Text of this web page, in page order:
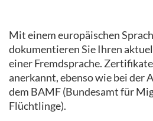
Mit einem europäischen
dokumentieren Sie Ihren
einer Fremdsprache.
anerkannt, ebenso wie bei der
dem BAMF (Bundesamt für
Flüchtlinge).